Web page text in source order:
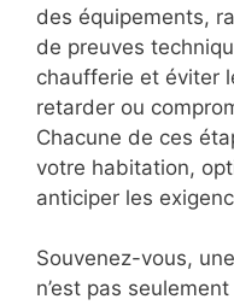
des équipements,
de preuves
chaufferie et éviter
retarder ou
Chacune de ces
votre habitation,
anticiper les
Souvenez-vous,
n’est pas